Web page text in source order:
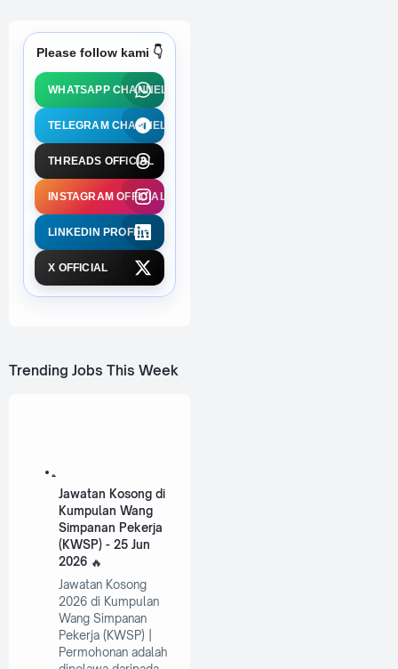
Please follow kami 👇
WHATSAPP CHANNEL
TELEGRAM CHANNEL
THREADS OFFICIAL
INSTAGRAM OFFICIAL
LINKEDIN PROFILE
X OFFICIAL
Trending Jobs This Week
Jawatan Kosong di
Kumpulan Wang
Simpanan Pekerja
(KWSP) - 25 Jun
2026
Jawatan Kosong
2026 di Kumpulan
Wang Simpanan
Pekerja (KWSP) |
Permohonan adalah